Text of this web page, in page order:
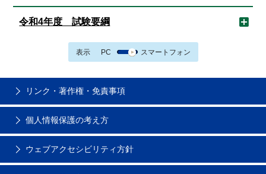
令和4年度 試験要綱
表示 PC スマートフォン
リンク・著作権・免責事項
個人情報保護の考え方
ウェブアクセシビリティ方針